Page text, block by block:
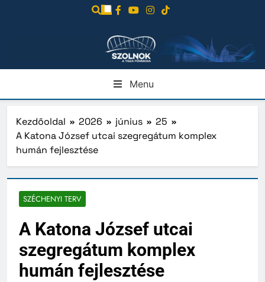
Menu
Kezdőoldal 2026 június
25
A Katona József utcai szegregátum komplex
humán fejlesztése
SZÉCHENYI TERV
A Katona József utcai
szegregátum komplex
humán fejlesztése